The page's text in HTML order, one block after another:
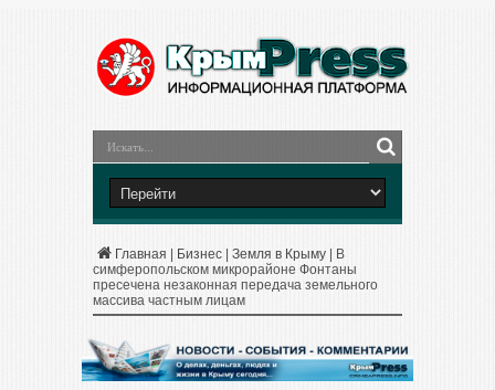
Главная Бизнес Земля в Крыму
В
симферопольском микрорайоне Фонтаны
пресечена незаконная передача земельного
массива частным лицам